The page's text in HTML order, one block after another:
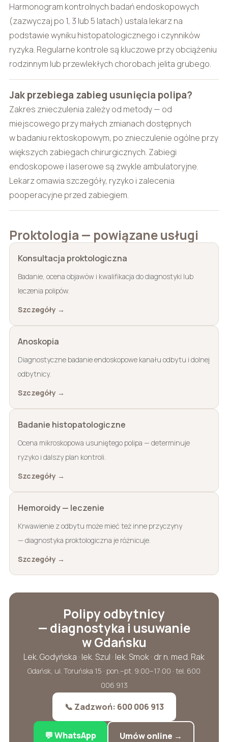
Harmonogram kontrolnych badań endoskopowych
(zazwyczaj po 1, 3 lub 5 latach) ustala lekarz na
podstawie wyniku histopatologicznego i czynników
ryzyka. Regularne kontrole są kluczowe przy obciążeniu
rodzinnym lub przewlekłych chorobach jelita grubego.
Jak przebiega zabieg usunięcia polipa?
Zakres znieczulenia zależy od metody — od
miejscowego przy małych zmianach dostępnych
w badaniu rektoskopowym, po znieczulenie ogólne przy
większych zabiegach chirurgicznych. Zabiegi
endoskopowe i laserowe są zwykle ambulatoryjne.
Lekarz omawia szczegóły, ryzyko i zalecenia
pooperacyjne przed zabiegiem.
Proktologia — powiązane usługi
Konsultacja proktologiczna
Badanie, ocena objawów i kwalifikacja do diagnostyki lub
leczenia polipów.
Szczegóły →
Anoskopia
Diagnostyczne badanie endoskopowe kanału odbytu i dolnej
odbytnicy.
Szczegóły →
Badanie histopatologiczne
Ocena mikroskopowa usuniętego polipa — determinuje
ryzyko i dalszy plan kontroli.
Szczegóły →
Hemoroidy — leczenie
Krwawienie z odbytu może mieć też inne przyczyny
— diagnostyka proktologiczna je różnicuje.
Szczegóły →
Polipy odbytnicy
— diagnostyka i usuwanie
w Gdańsku
Lek. Godyńska · lek. Szul · lek. Smok · dr n. med. Rak
Gdańsk, ul. Toruńska 15 · pon.–pt. 9:00–17:00 · tel. 600
006 913
📞 Zadzwoń: 600 006 913
💬 WhatsApp Umów online →